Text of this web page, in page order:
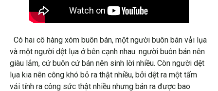
Có hai cô hàng xóm buôn bán, một người buôn bán vải lụa
và một người dệt lụa ở bên cạnh nhau. người buôn bán nên
giàu lắm, cứ buôn cứ bán nên sinh lời nhiều. Còn người dệt
lụa kia nên công khó bỏ ra thật nhiều, bởi dệt ra một tấm
vải tính ra công sức thật nhiều nhưng bán ra được bao